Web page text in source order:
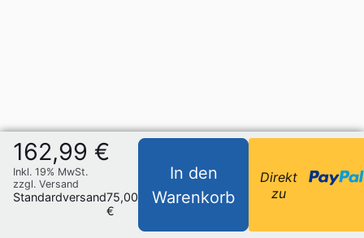
162,99 €
Inkl. 19% MwSt.
zzgl. Versand
Standardversand75,00
€
In den
Warenkorb
Direkt
zu